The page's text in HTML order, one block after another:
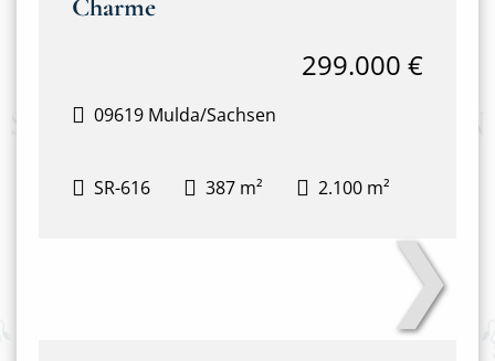
Charme
09619 Mulda/Sachsen
299.000 €
SR-616 387 m² 2.100 m²
❯